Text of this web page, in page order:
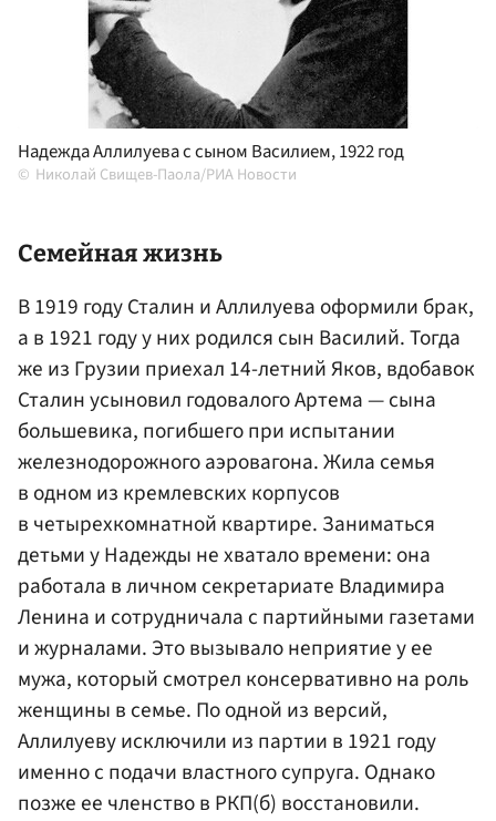
Надежда Аллилуева с сыном Василием, 1922 год
Николай Свищев-Паола/РИА Новости
Семейная жизнь
В 1919 году Сталин и Аллилуева оформили брак,
а в 1921 году у них родился сын Василий. Тогда
же из Грузии приехал 14-летний Яков, вдобавок
Сталин усыновил годовалого Артема — сына
большевика, погибшего при испытании
железнодорожного аэровагона. Жила семья
в одном из кремлевских корпусов
в четырехкомнатной квартире. Заниматься
детьми у Надежды не хватало времени: она
работала в личном секретариате Владимира
Ленина и сотрудничала с партийными газетами
и журналами. Это вызывало неприятие у ее
мужа, который смотрел консервативно на роль
женщины в семье. По одной из версий,
Аллилуеву исключили из партии в 1921 году
именно с подачи властного супруга. Однако
позже ее членство в РКП(б) восстановили.